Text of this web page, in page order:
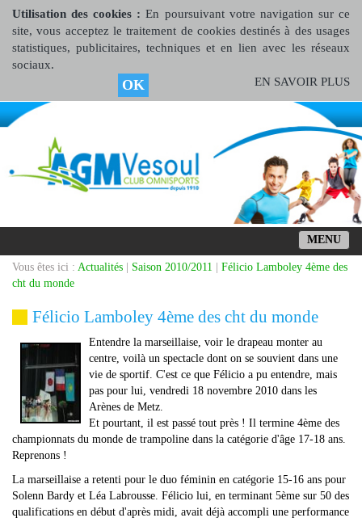
Utilisation des cookies :En poursuivant votre navigation sur ce
site, vous acceptez le traitement de cookies destinés à des usages
statistiques, publicitaires, techniques et en lien avec les réseaux
sociaux.
OK EN SAVOIR PLUS
MENU
Vous êtes ici : Actualités Saison 2010/2011
Félicio Lamboley 4ème des
cht du monde
Félicio Lamboley 4ème des cht du monde
Entendre la marseillaise, voir le drapeau monter au
centre, voilà un spectacle dont on se souvient dans une
vie de sportif. C'est ce que Félicio a pu entendre, mais
pas pour lui, vendredi 18 novembre 2010 dans les
Arènes de Metz.
Et pourtant, il est passé tout près ! Il termine 4ème des
championnats du monde de trampoline dans la catégorie d'âge 17-18 ans.
Reprenons !
La marseillaise a retenti pour le duo féminin en catégorie 15-16 ans pour
Solenn Bardy et Léa Labrousse. Félicio lui, en terminant 5ème sur 50 des
qualifications en début d'après midi, avait déjà accompli une performance